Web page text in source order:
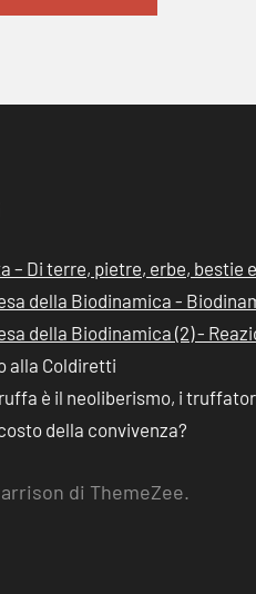
– Di terre, pietre, erbe, bestie
della Biodinamica -
della Biodinamica (2) -
alla Coldiretti
è il neoliberismo, i
della convivenza?
di ThemeZee.